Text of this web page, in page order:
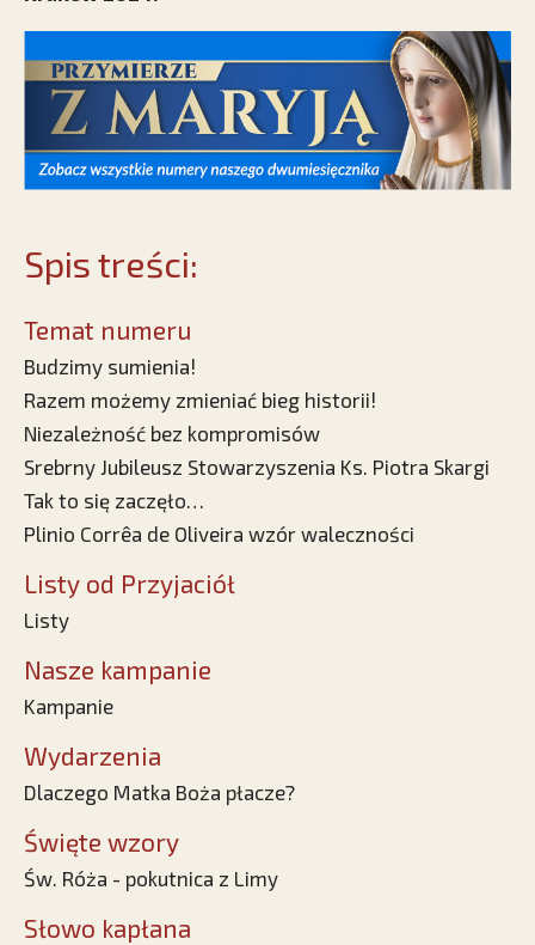
Spis treści:
Temat numeru
Budzimy sumienia!
Razem możemy zmieniać bieg historii!
Niezależność bez kompromisów
Srebrny Jubileusz Stowarzyszenia Ks. Piotra Skargi
Tak to się zaczęło…
Plinio Corrêa de Oliveira wzór waleczności
Listy od Przyjaciół
Listy
Nasze kampanie
Kampanie
Wydarzenia
Dlaczego Matka Boża płacze?
Święte wzory
Św. Róża - pokutnica z Limy
Słowo kapłana